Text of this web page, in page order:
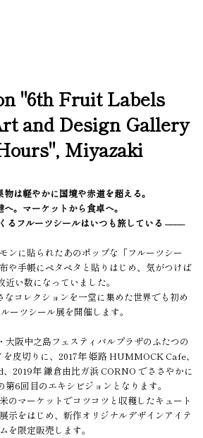
"6th Fruit Labels
and Design Gallery
Miyazaki
は軽やかに国境や赤道を超える。
へ。マーケットから食卓へ。
るフルーツシールはいつも旅している ––––
ンに貼られたあのポップな「フルーツシー
や手帳にペタペタと貼りはじめ、気がつけば
近い数になっていました。
なコレクションを一堂に集めた世界でも初め
ーツシール展を開催します。
大阪中之島フェスティバルプラザのふたつの
皮切りに、2017年 姫路 HUMMOCK Cafe、
2019年 鎌倉由比ガ浜 CORNO でささやかに
6回目のエキシビジョンとなります。
のマーケットでコツコツと収穫したキュート
示をはじめ、新作オリジナルデザインアイテ
ムを限定販売します。